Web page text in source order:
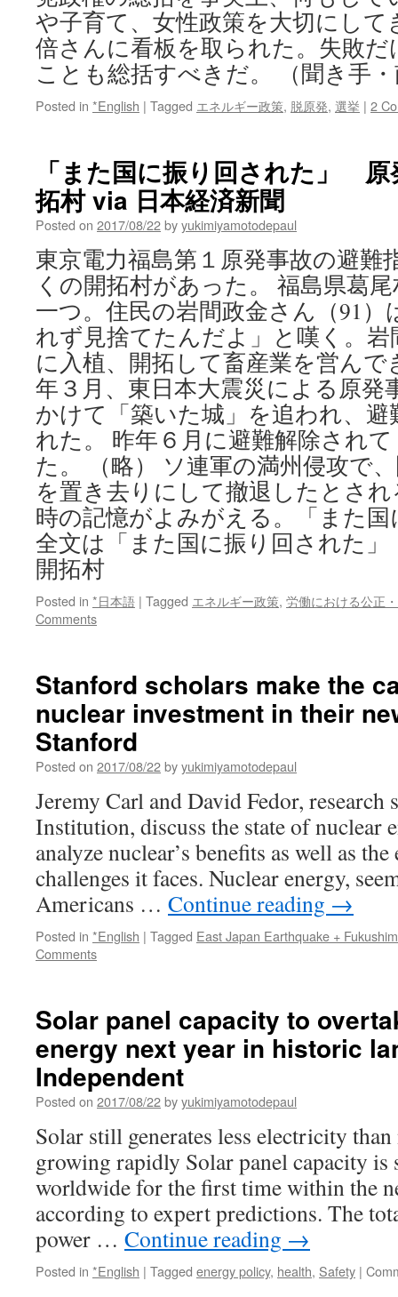
や子育て、女性政策を大切にし
倍さんに看板を取られた。失敗
ことも総括すべきだ。 （聞き手
Posted in *English | Tagged エネルギー政策, 脱原発, 選挙 | 2
「また国に振り回された」
拓村 via 日本経済新聞
Posted on 2017/08/22byyukimiyamotodepaul
東京電力福島第１原発事故の避難
くの開拓村があった。 福島県葛
一つ。住民の岩間政金さん（91
れず見捨てたんだよ」と嘆く。岩
に入植、開拓して畜産業を営んで
年３月、東日本大震災による原発
かけて「築いた城」を追われ、
れた。 昨年６月に避難解除され
た。 （略） ソ連軍の満州侵攻で
を置き去りにして撤退したとさ
時の記憶がよみがえる。「また
全文は「また国に振り回された
開拓村
Posted in *日本語 | Tagged エネルギー政策, 労働における公正
Comments
Stanford scholars make the
nuclear investment in their
Stanford
Posted on 2017/08/22byyukimiyamotodepaul
Jeremy Carl and David Fedor, research
Institution, discuss the state of nuclear
analyze nuclear’s benefits as well as
challenges it faces. Nuclear energy,
Americans … Continue reading →
Posted in *English | Tagged East Japan Earthquake +
Comments
Solar panel capacity to
energy next year in historic
Independent
Posted on 2017/08/22byyukimiyamotodepaul
Solar still generates less electricity
growing rapidly Solar panel capacity is
worldwide for the first time within the
according to expert predictions. The
power … Continue reading →
Posted in *English | Tagged energy policy, health, Safety |